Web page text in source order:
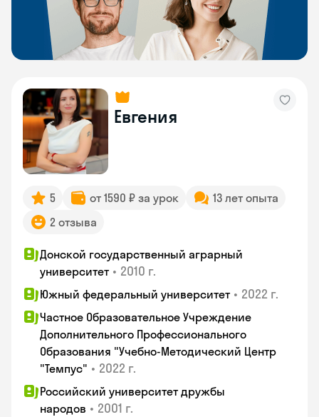
Евгения
5 от 1590 ₽ за урок
13 лет опыта
2 отзыва
Донской государственный аграрный
университет • 2010 г.
Южный федеральный университет • 2022 г.
Частное Образовательное Учреждение
Дополнительного Профессионального
Образования "Учебно-Методический Центр
"Темпус" • 2022 г.
Российский университет дружбы
народов • 2001 г.